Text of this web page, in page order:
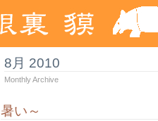
8月 2010
Monthly Archive
暑い～